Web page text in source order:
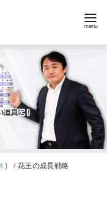
］ / 花王の成長戦略